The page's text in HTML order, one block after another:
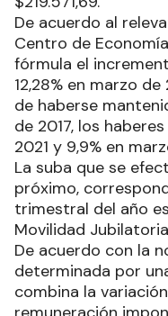
De acuerdo al
Centro de
fórmula el
12,28% en marzo
de haberse
de 2017, los
2021 y 9,9% en
La suba que se
próximo,
trimestral del año
Movilidad
De acuerdo con la
determinada por
combina la